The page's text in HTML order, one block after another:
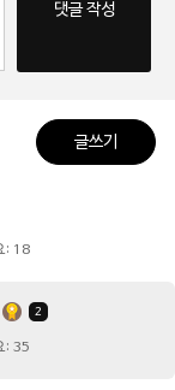
댓글 작성
글쓰기
: 18
2
: 35